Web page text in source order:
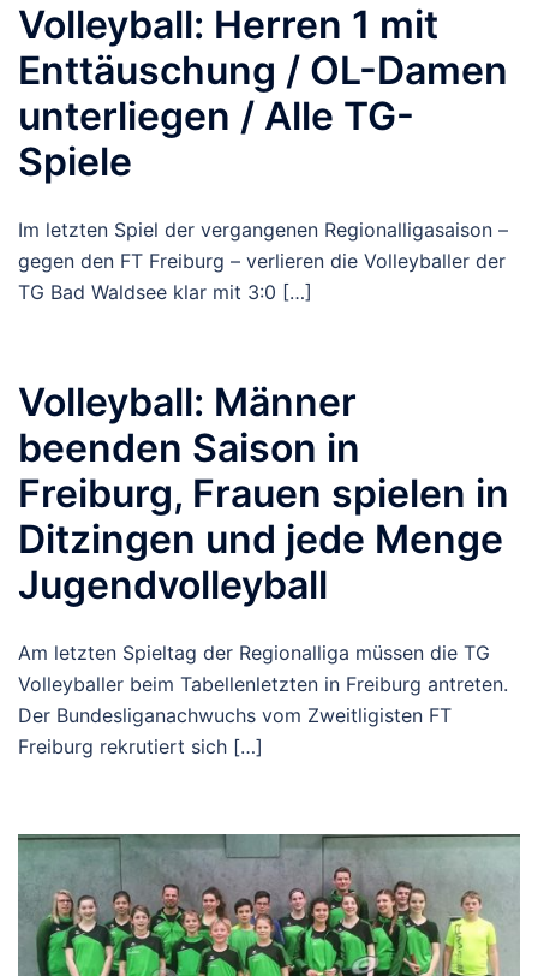
Volleyball: Herren 1 mit
Enttäuschung / OL-Damen
unterliegen / Alle TG-
Spiele
Im letzten Spiel der vergangenen Regionalligasaison –
gegen den FT Freiburg – verlieren die Volleyballer der
TG Bad Waldsee klar mit 3:0 […]
Volleyball: Männer
beenden Saison in
Freiburg, Frauen spielen in
Ditzingen und jede Menge
Jugendvolleyball
Am letzten Spieltag der Regionalliga müssen die TG
Volleyballer beim Tabellenletzten in Freiburg antreten.
Der Bundesliganachwuchs vom Zweitligisten FT
Freiburg rekrutiert sich […]